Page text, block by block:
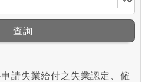
查詢
請失業給付之失業認定、僱